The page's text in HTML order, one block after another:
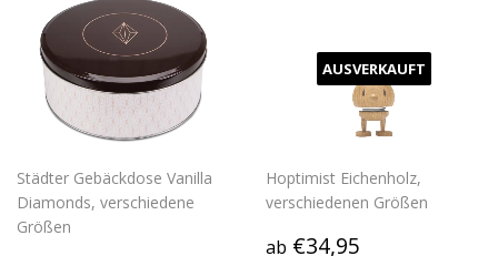
Städter Gebäckdose Vanilla
Diamonds, verschiedene
Größen
AUSVERKAUFT
Hoptimist Eichenholz,
verschiedenen Größen
Normaler
ab €34,95